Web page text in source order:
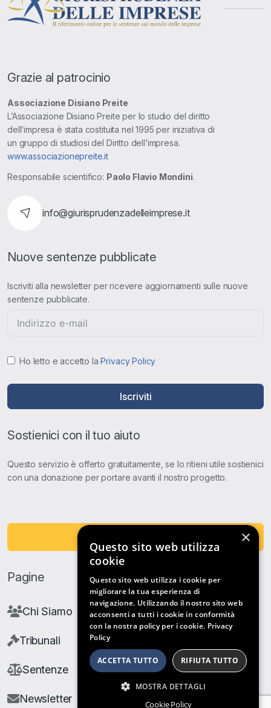
Grazie al patrocinio
Associazione Disiano Preite
L’Associazione Disiano Preite per lo studio del diritto
dell’impresa è stata costituita nel 1995 per iniziativa di
un gruppo di studiosi del Diritto dell’impresa.
www.associazionepreite.it
Responsabile scientifico: Paolo Flavio Mondini.
info@giurisprudenzadelleimprese.it
Nuove sentenze pubblicate
Iscriviti alla newsletter per ricevere aggiornamenti sulle nuove
sentenze pubblicate.
Ho letto e accetto laPrivacy Policy
Iscriviti
Sostienici con il tuo aiuto
Questo servizio è offerto gratuitamente, se lo ritieni utile sostienici
con una donazione per portare avanti il nostro progetto.
Pagine
Chi Siamo
Tribunali
Sentenze
Newsletter
×
Questo sito web utilizza
cookie
Questo sito web utilizza i cookie per
migliorare la tua esperienza di
navigazione. Utilizzando il nostro sito web
acconsenti a tutti i cookie in conformità
con la nostra policy per i cookie. Privacy
Policy
ACCETTA TUTTO RIFIUTA TUTTO
MOSTRA DETTAGLI
Cookie Policy